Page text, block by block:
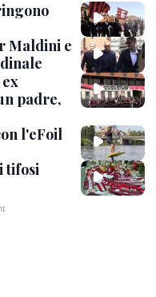
Maldini e
padre,
l'eFoil
tifosi